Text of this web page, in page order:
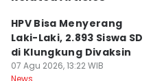
HPV Bisa Menyerang
Laki-Laki, 2.893 Siswa SD
di Klungkung Divaksin
07 Agu 2026, 13:22 WIB
News